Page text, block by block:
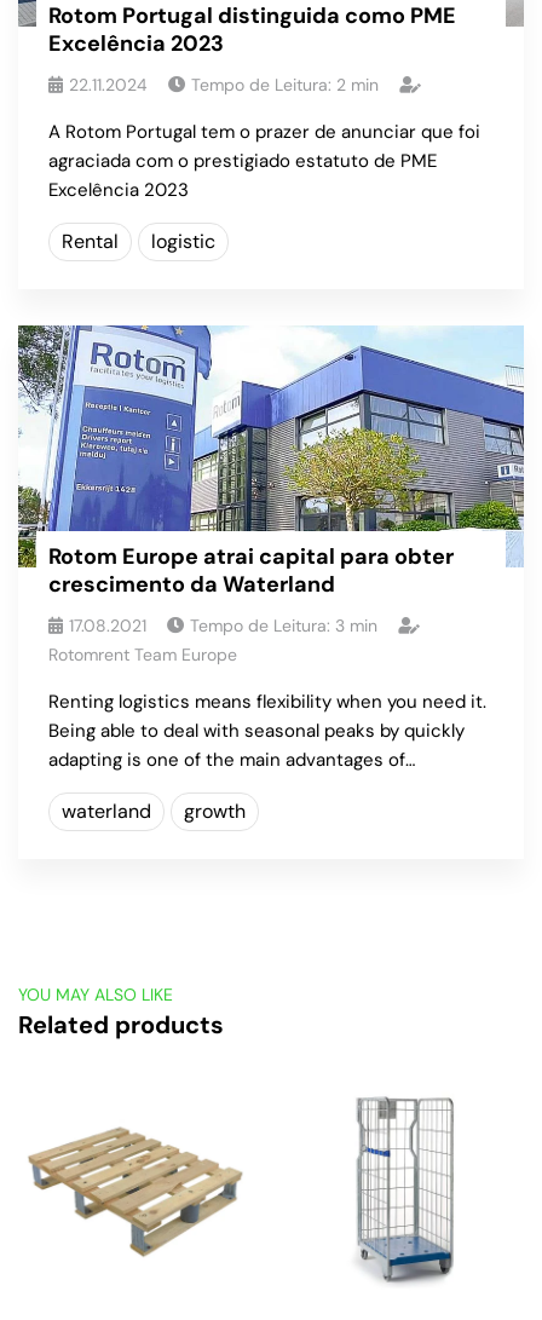
Rotom Portugal distinguida como PME
Excelência 2023
22.11.2024 Tempo de Leitura: 2 min
A Rotom Portugal tem o prazer de anunciar que foi
agraciada com o prestigiado estatuto de PME
Excelência 2023
Rental logistic
Rotom Europe atrai capital para obter
crescimento da Waterland
17.08.2021 Tempo de Leitura: 3 min
Rotomrent Team Europe
Renting logistics means flexibility when you need it.
Being able to deal with seasonal peaks by quickly
adapting is one of the main advantages of…
waterland growth
YOU MAY ALSO LIKE
Related products